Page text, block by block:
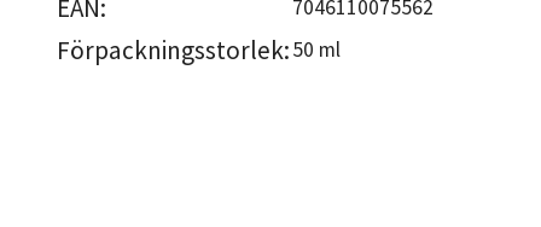
EAN: 7046110075562
Förpackningsstorlek:50 ml